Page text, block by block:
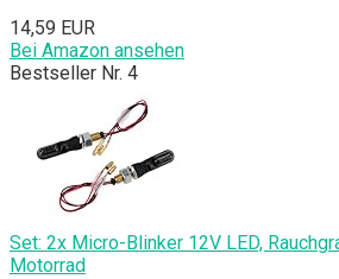
14,59 EUR
Bei Amazon ansehen
Bestseller Nr. 4
Set: 2x Micro-Blinker 12V LED,
Motorrad